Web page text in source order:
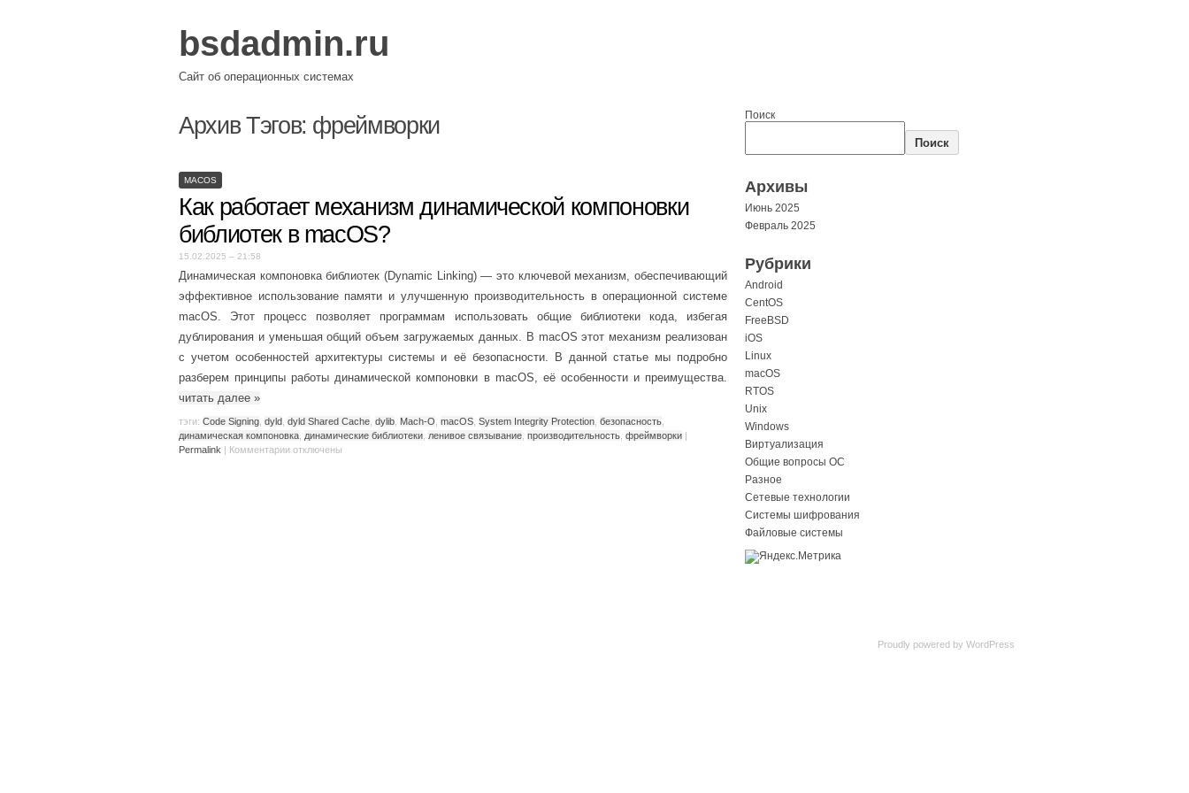
bsdadmin.ru
Сайт об операционных системах
Архив Тэгов: фреймворки
MACOS
Как работает механизм динамической компоновки
библиотек в macOS?
15.02.2025 – 21:58
Динамическая компоновка библиотек (Dynamic Linking) — это ключевой механизм, обеспечивающий
эффективное использование памяти и улучшенную производительность в операционной системе
macOS. Этот процесс позволяет программам использовать общие библиотеки кода, избегая
дублирования и уменьшая общий объем загружаемых данных. В macOS этот механизм реализован
с учетом особенностей архитектуры системы и её безопасности. В данной статье мы подробно
разберем принципы работы динамической компоновки в macOS, её особенности и преимущества.
читать далее »
тэги: Code Signing dyld dyld Shared Cache dylib Mach-O macOS System Integrity Protection безопасность
динамическая компоновка динамические библиотеки ленивое связывание производительность фреймворки |
Permalink | Комментарии отключены
Поиск
Поиск
Архивы
Июнь 2025
Февраль 2025
Рубрики
Android
CentOS
FreeBSD
iOS
Linux
macOS
RTOS
Unix
Windows
Виртуализация
Общие вопросы ОС
Разное
Сетевые технологии
Системы шифрования
Файловые системы
Proudly powered by WordPress